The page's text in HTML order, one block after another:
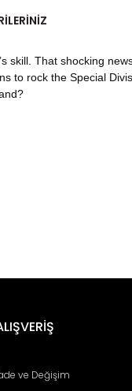
skill. That shocking
to rock the Special
ve Değişim